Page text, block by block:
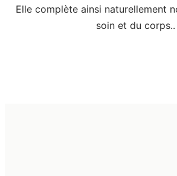
Elle complète ainsi naturellement
soin et du corps..